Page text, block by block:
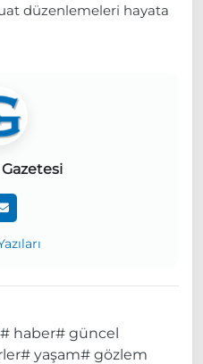
düzenlemeleri hayata
# haber# güncel
# yaşam# gözlem